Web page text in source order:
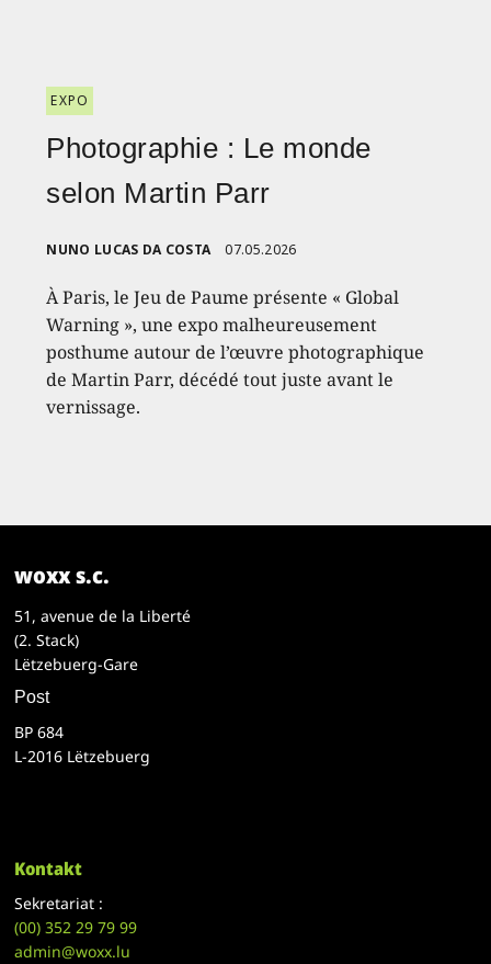
EXPO
Photographie : Le monde
selon Martin Parr
NUNO LUCAS DA COSTA 07.05.2026
À Paris, le Jeu de Paume présente « Global
Warning », une expo malheureusement
posthume autour de l’œuvre photographique
de Martin Parr, décédé tout juste avant le
vernissage.
woxx s.c.
51, avenue de la Liberté
(2. Stack)
Lëtzebuerg-Gare
Post
BP 684
L-2016 Lëtzebuerg
Kontakt
Sekretariat :
(00)352 29 79 99
admin@woxx.lu